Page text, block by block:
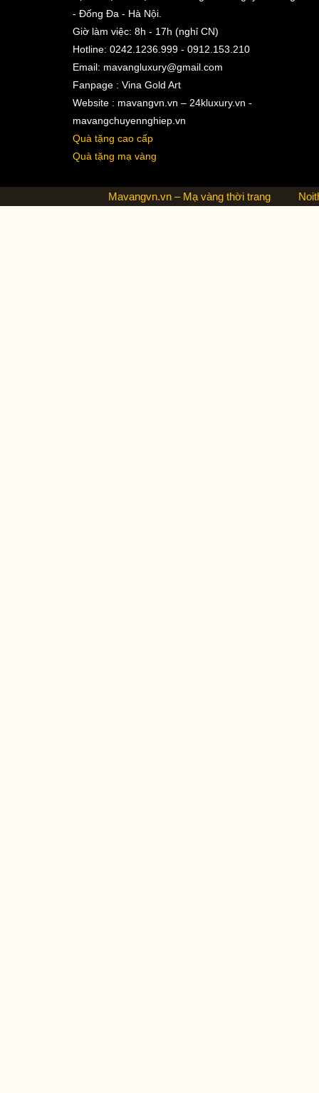
- Đống Đa - Hà Nội.
Giờ làm việc: 8h - 17h (nghỉ CN)
Hotline: 0242.1236.999 - 0912.153.210
Email: mavangluxury@gmail.com
Fanpage : Vina Gold Art
Website : mavangvn.vn – 24kluxury.vn -
mavangchuyennghiep.vn
Quà tặng cao cấp
Quà tặng mạ vàng
Mavangvn.vn – Mạ vàng thời trang